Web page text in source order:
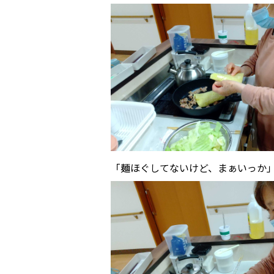
「麺ほぐしてないけど、まぁいっか